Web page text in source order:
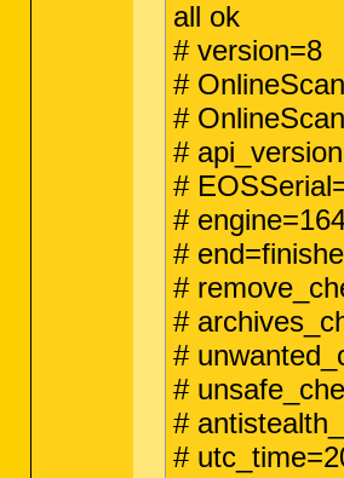
all ok
# version=8
#
#
#
#
#
#
#
#
#
#
#
#